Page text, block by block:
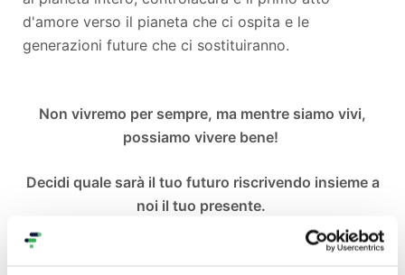
d'amore verso il pianeta che ci ospita e le
generazioni future che ci sostituiranno.
Non vivremo per sempre, ma mentre siamo vivi,
possiamo vivere bene!
Decidi quale sarà il tuo futuro riscrivendo insieme a
noi il tuo presente.
COME LO VORREMMO FARE?